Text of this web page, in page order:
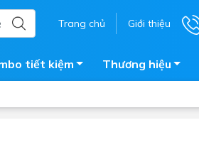
Trang chủ Giới thiệu
tiết kiệm Thương hiệu